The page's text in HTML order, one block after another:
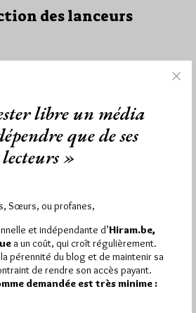
des lanceurs
Lu 289 fois
Blanche Fermée lors de laquelle
Hiram.be a reçu1 672 visites
lues (Source : Pirsch.io)
Plus d’informations
libre un média
que de ses
lecteurs »
Sœurs, ou profanes,
et indépendante d’Hiram.be,
a un coût, qui croît régulièrement.
pérennité du blog et de maintenir sa
de rendre son accès payant.
demandée est très minime :